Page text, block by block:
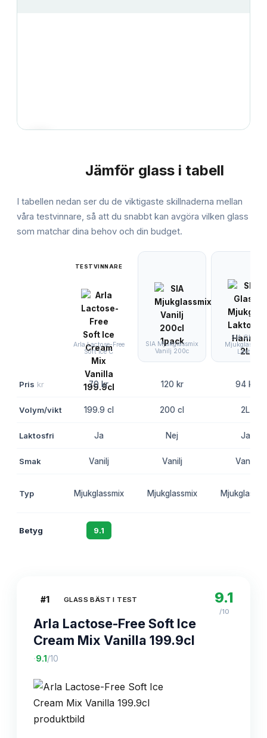
Jämför glass i tabell
I tabellen nedan ser du de viktigaste skillnaderna mellan
våra testvinnare, så att du snabbt kan avgöra vilken glass
som matchar dina behov och din budget.
TESTVINNARE
Arla Lactose-Free
Soft Ice C
SIA Mjukglassmix
Vanilj 200c
SIA Glass
Mjukglassmix
Lakto
Pris kr 70 kr 120 kr 94 kr
Volym/vikt 199.9 cl 200 cl 2L
Laktosfri Ja Nej Ja
Smak Vanilj Vanilj Vanilj
Typ Mjukglassmix Mjukglassmix
Betyg 9.1
#1 GLASS BÄST I TEST
Arla Lactose-Free Soft Ice
Cream Mix Vanilla 199.9cl
·9.1 /10
9.1
/10